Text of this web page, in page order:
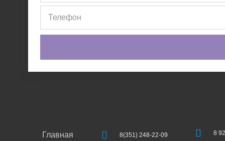
Главная
8(351) 248-22-09
8